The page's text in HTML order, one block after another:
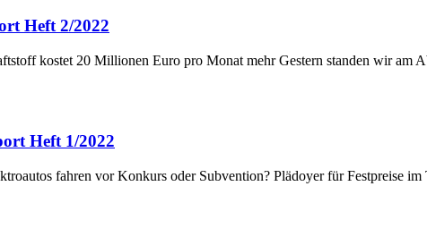
Heft 2/2022
kostet 20 Millionen Euro pro Monat mehr Gestern standen wir
Heft 1/2022
fahren vor Konkurs oder Subvention? Plädoyer für Festpreise im